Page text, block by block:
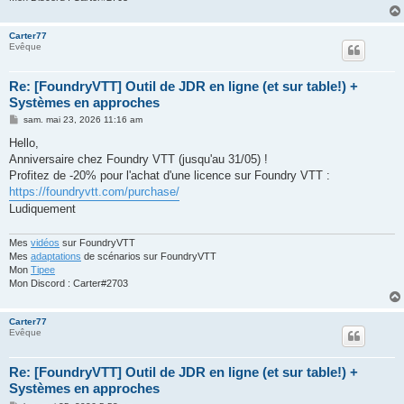
Carter77
Evêque
Re: [FoundryVTT] Outil de JDR en ligne (et sur table!) +
Systèmes en approches
M
s
a
g
sam. mai 23, 2026 11:16 am
Hello,
Anniversaire chez Foundry VTT (jusqu'au 31/05) !
Profitez de -20% pour l'achat d'une licence sur Foundry VTT :
https://foundryvtt.com/purchase/
Ludiquement
Mes vidéos sur FoundryVTT
Mes adaptations de scénarios sur FoundryVTT
Mon Tipee
Mon Discord : Carter#2703
Carter77
Evêque
Re: [FoundryVTT] Outil de JDR en ligne (et sur table!) +
Systèmes en approches